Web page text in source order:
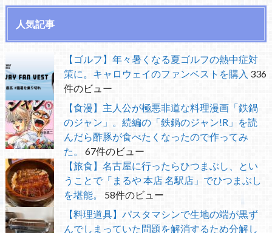
人気記事
【ゴルフ】年々暑くなる夏ゴルフの熱中症対
策に。キャロウェイのファンベストを購入 336
件のビュー
【食漫】主人公が極悪非道な料理漫画「鉄鍋
のジャン」。続編の「鉄鍋のジャン!R」を読
んだら酢豚が食べたくなったので作ってみ
た。
67件のビュー
【旅食】名古屋に行ったらひつまぶし、とい
うことで「まるや 本店 名駅店」でひつまぶし
を堪能。
58件のビュー
【料理道具】パスタマシンで生地の端が黒ず
んでしまっていた問題を解消するため分解し